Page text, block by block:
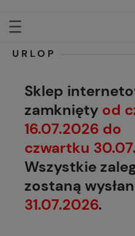
URLOP
Sklep
zamknięty od
16.07.2026 do
czwartku
Wszystkie
zostaną
31.07.2026.